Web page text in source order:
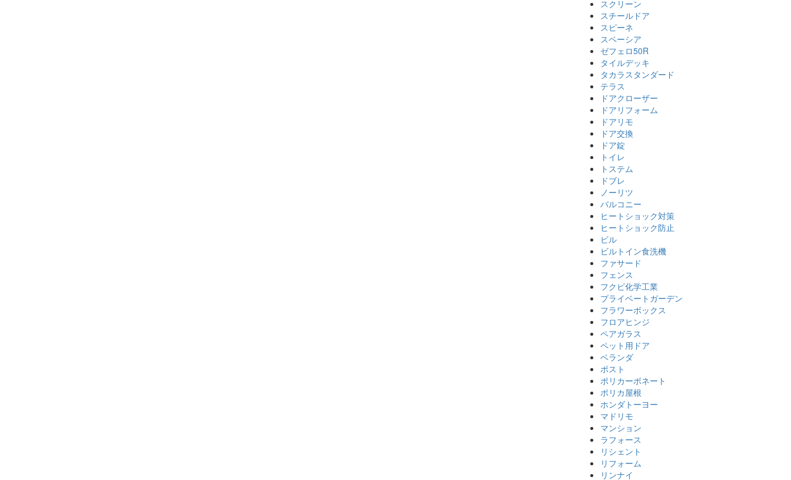
スクリーン
スチールドア
スピーネ
スペーシア
ゼフェロ50R
タイルデッキ
タカラスタンダード
テラス
ドアクローザー
ドアリフォーム
ドアリモ
ドア交換
ドア錠
トイレ
トステム
ドブレ
ノーリツ
バルコニー
ヒートショック対策
ヒートショック防止
ビル
ビルトイン食洗機
ファサード
フェンス
フクビ化学工業
プライベートガーデン
フラワーボックス
フロアヒンジ
ペアガラス
ペット用ドア
ベランダ
ポスト
ポリカーボネート
ポリカ屋根
ホンダトーヨー
マドリモ
マンション
ラフォース
リシェント
リフォーム
リンナイ